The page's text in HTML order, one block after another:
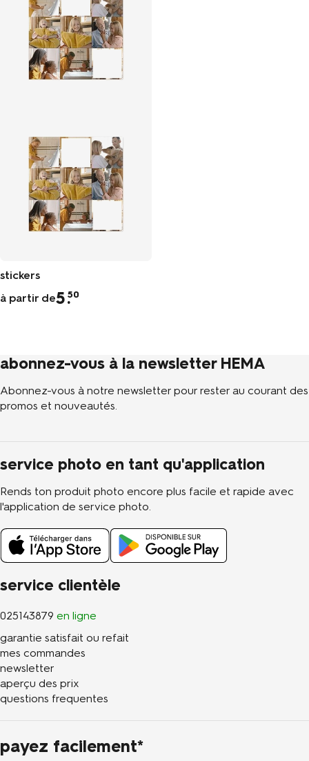
stickers
à partir de5.50
service clientèle
025143879 en ligne
garantie satisfait ou refait
mes commandes
newsletter
aperçu des prix
questions frequentes
payez facilement*
abonnez-vous à la newsletter HEMA
Abonnez-vous à notre newsletter pour rester au courant des
promos et nouveautés.
service photo en tant qu'application
Rends ton produit photo encore plus facile et rapide avec
l'application de service photo.